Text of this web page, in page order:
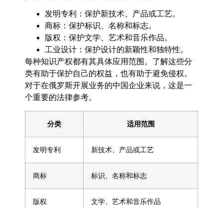
发明专利：保护新技术、产品或工艺。
商标：保护标识、名称和标志。
版权：保护文学、艺术和音乐作品。
工业设计：保护设计的新颖性和独特性。
每种知识产权都有其具体应用范围。了解这些分
类有助于保护自己的权益，也有助于避免侵权。
对于在俄罗斯开展业务的中国企业来说，这是一
个重要的法律参考。
分类 适用范围
发明专利 新技术、产品或工艺
商标 标识、名称和标志
版权 文学、艺术和音乐作品